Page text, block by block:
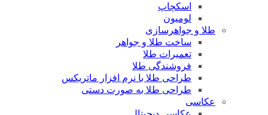
اسکچاپ
لومیون
طلا و جواهرسازی
ساخت طلا و جواهر
تعمیرات طلا
فروشندگی طلا
طراحی طلا با نرم افزار ماتریکس
طراحی طلا به صورت دستی
عکاسی